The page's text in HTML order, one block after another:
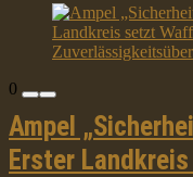
0
Ampel
Erster